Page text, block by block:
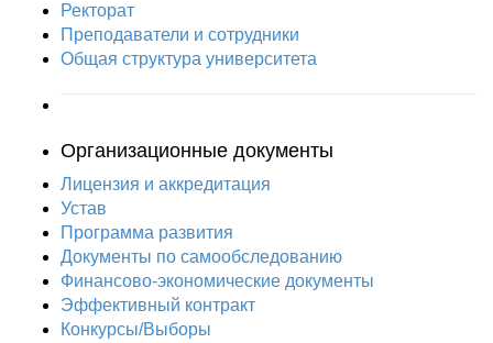
Ректорат
Преподаватели и сотрудники
Общая структура университета
Организационные документы
Лицензия и аккредитация
Устав
Программа развития
Документы по самообследованию
Финансово-экономические документы
Эффективный контракт
Конкурсы/Выборы